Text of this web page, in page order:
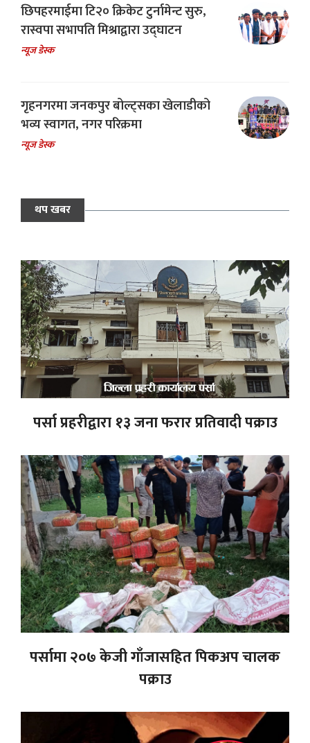
छिपहरमाईमा टि२० क्रिकेट टुर्नामेन्ट सुरु,
रास्वपा सभापति मिश्राद्वारा उद्घाटन
न्यूज डेस्क
गृहनगरमा जनकपुर बोल्ट्सका खेलाडीको
भव्य स्वागत, नगर परिक्रमा
न्यूज डेस्क
थप खबर
पर्सा प्रहरीद्वारा १३ जना फरार प्रतिवादी पक्राउ
पर्सामा २०७ केजी गाँजासहित पिकअप चालक
पक्राउ